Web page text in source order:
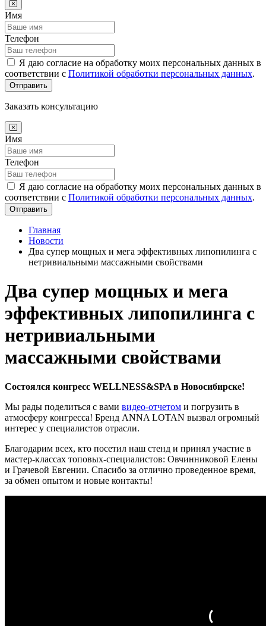
Имя
Телефон
Я даю согласие на обработку моих персональных данных в
соответствии с Политикой обработки персональных данных.
Отправить
Заказать консультацию
Имя
Телефон
Я даю согласие на обработку моих персональных данных в
соответствии с Политикой обработки персональных данных.
Отправить
Главная
Новости
Два супер мощных и мега эффективных липопилинга с
нетривиальными массажными свойствами
Два супер мощных и мега
эффективных липопилинга с
нетривиальными
массажными свойствами
Состоялся конгресс WELLNESS&SPA в Новосибирске!
Мы рады поделиться с вами видео-отчетом и погрузить в
атмосферу конгресса! Бренд ANNA LOTAN вызвал огромный
интерес у специалистов отрасли.
Благодарим всех, кто посетил наш стенд и принял участие в
мастер-классах топовых-специалистов: Овчинниковой Елены
и Грачевой Евгении. Спасибо за отлично проведенное время,
за обмен опытом и новые контакты!